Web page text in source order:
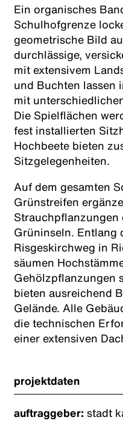
Ein organisches
Schulhofgrenze
geometrische Bild
durchlässige,
mit extensivem
und Buchten lassen
mit
Die Spielflächen
fest installierten
Hochbeete bieten
Sitzgelegenheiten.
Auf dem gesamten
Grünstreifen
Strauchpflanzungen
Grüninseln. Entlang
Risgeskirchweg in
säumen
Gehölzpflanzungen
bieten ausreichend
Gelände. Alle
die technischen
einer extensiven
projektdaten
auftraggeber: stadt